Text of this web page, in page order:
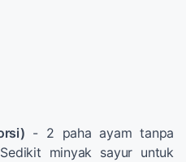
- 2 paha ayam tanpa
minyak sayur untuk